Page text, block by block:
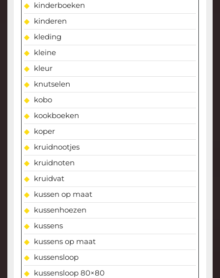
kinderboeken
kinderen
kleding
kleine
kleur
knutselen
kobo
kookboeken
koper
kruidnootjes
kruidnoten
kruidvat
kussen op maat
kussenhoezen
kussens
kussens op maat
kussensloop
kussensloop 80×80